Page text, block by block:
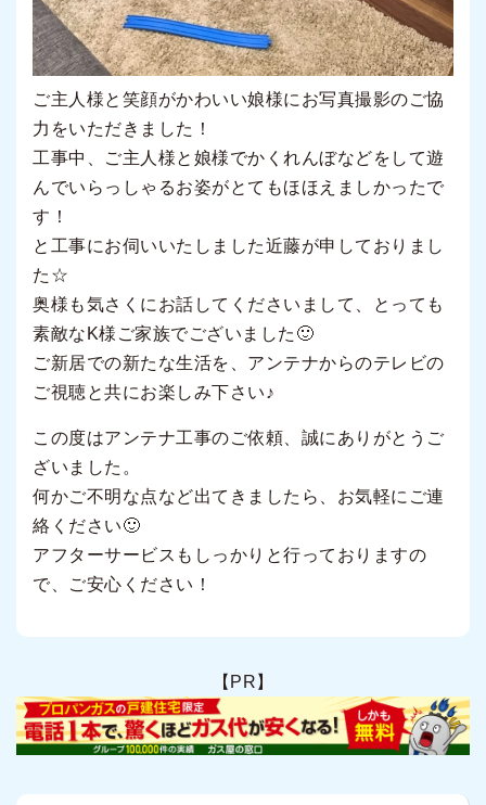
ご主人様と笑顔がかわいい娘様にお写真撮影のご協
力をいただきました！
工事中、ご主人様と娘様でかくれんぼなどをして遊
んでいらっしゃるお姿がとてもほほえましかったで
す！
と工事にお伺いいたしました近藤が申しておりまし
た☆
奥様も気さくにお話してくださいまして、とっても
素敵なK様ご家族でございました🙂
ご新居での新たな生活を、アンテナからのテレビの
ご視聴と共にお楽しみ下さい♪
この度はアンテナ工事のご依頼、誠にありがとうご
ざいました。
何かご不明な点など出てきましたら、お気軽にご連
絡ください🙂
アフターサービスもしっかりと行っておりますの
で、ご安心ください！
【PR】